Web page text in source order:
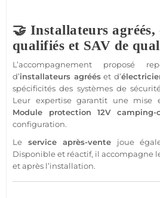
🤝 Installateurs agréés,
qualifiés et SAV de
L’accompagnement proposé
d’installateurs agrééset d’
spécificités des systèmes de
Leur expertise garantit une
Module
protection 12V camping-
configuration.
Le service après-vente joue
Disponible et réactif, il accompagne
et après l’installation.